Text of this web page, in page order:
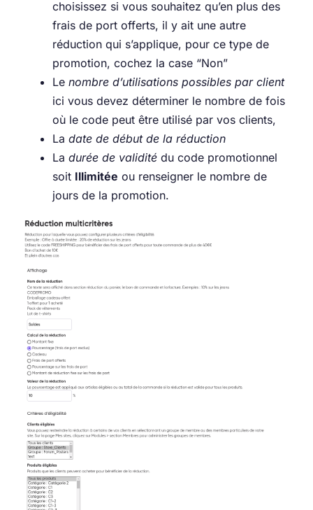
choisissez si vous souhaitez qu’en plus des
frais de port offerts, il y ait une autre
réduction qui s’applique, pour ce type de
promotion, cochez la case “Non”
Le nombre d’utilisations possibles par client
ici vous devez déterminer le nombre de fois
où le code peut être utilisé par vos clients,
La date de début de la réduction
La durée de validité du code promotionnel
soit Illimitée ou renseigner le nombre de
jours de la promotion.